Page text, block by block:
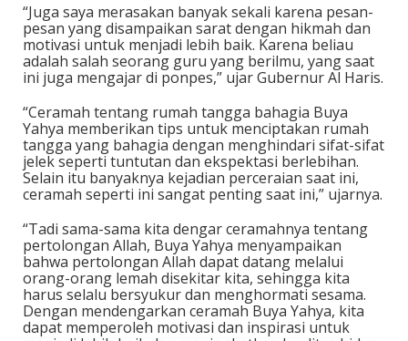
“Juga saya merasakan banyak sekali karena pesan-
pesan yang disampaikan sarat dengan hikmah dan
motivasi untuk menjadi lebih baik. Karena beliau
adalah salah seorang guru yang berilmu, yang saat
ini juga mengajar di ponpes,” ujar Gubernur Al Haris.
“Ceramah tentang rumah tangga bahagia Buya
Yahya memberikan tips untuk menciptakan rumah
tangga yang bahagia dengan menghindari sifat-sifat
jelek seperti tuntutan dan ekspektasi berlebihan.
Selain itu banyaknya kejadian perceraian saat ini,
ceramah seperti ini sangat penting saat ini,” ujarnya.
“Tadi sama-sama kita dengar ceramahnya tentang
pertolongan Allah, Buya Yahya menyampaikan
bahwa pertolongan Allah dapat datang melalui
orang-orang lemah disekitar kita, sehingga kita
harus selalu bersyukur dan menghormati sesama.
Dengan mendengarkan ceramah Buya Yahya, kita
dapat memperoleh motivasi dan inspirasi untuk